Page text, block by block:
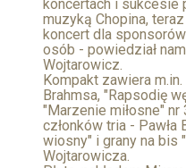
koncertach i sukcesie
muzyką Chopina,
koncert dla
osób - powiedział
Wojtarowicz.
Kompakt zawiera
Brahmsa, "Rapsodię
"Marzenie miłosne"
członków tria -
wiosny" i grany na bis
Wojtarowicza.